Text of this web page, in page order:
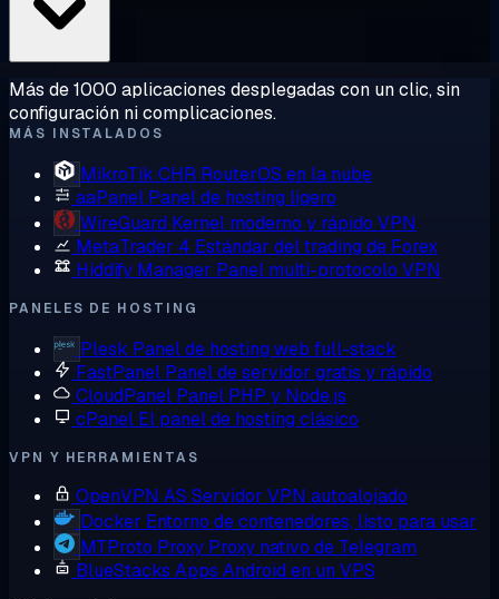
Más de 1000 aplicaciones desplegadas con un clic, sin
configuración ni complicaciones.
MÁS INSTALADOS
MikroTik CHR RouterOS en la nube
aaPanel Panel de hosting ligero
WireGuard Kernel moderno y rápido VPN
MetaTrader 4 Estándar del trading de Forex
Hiddify Manager Panel multi-protocolo VPN
PANELES DE HOSTING
Plesk Panel de hosting web full-stack
FastPanel Panel de servidor gratis y rápido
CloudPanel Panel PHP y Node.js
cPanel El panel de hosting clásico
VPN Y HERRAMIENTAS
OpenVPN AS Servidor VPN autoalojado
Docker Entorno de contenedores, listo para usar
MTProto Proxy Proxy nativo de Telegram
BlueStacks Apps Android en un VPS